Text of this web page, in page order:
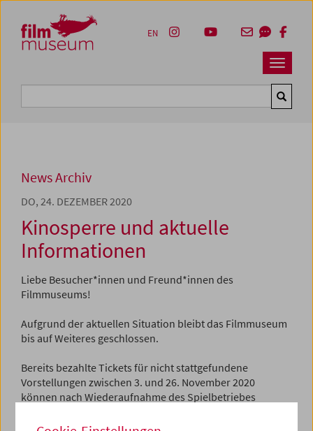
Zum Inhalt
Zum Hauptmenü
Zur Servicenavigation
Zum Suche
Navbar
EN
News Archiv
DO, 24. DEZEMBER 2020
Kinosperre und aktuelle
Informationen
Liebe Besucher*innen und Freund*innen des
Filmmuseums!
Aufgrund der aktuellen Situation bleibt das Filmmuseum
bis auf Weiteres geschlossen.
Bereits bezahlte Tickets für nicht stattgefundene
Vorstellungen zwischen 3. und 26. November 2020
können nach Wiederaufnahme des Spielbetriebes